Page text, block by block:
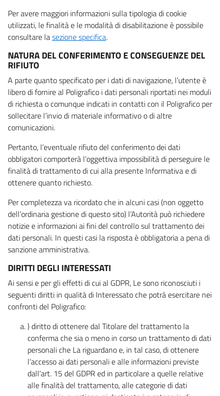
Per avere maggiori informazioni sulla tipologia di cookie
utilizzati, le finalità e le modalità di disabilitazione è possibile
consultare lasezione specifica.
NATURA DEL CONFERIMENTO E CONSEGUENZE DEL
RIFIUTO
A parte quanto specificato per i dati di navigazione, l’utente è
libero di fornire al Poligrafico i dati personali riportati nei moduli
di richiesta o comunque indicati in contatti con il Poligrafico per
sollecitare l’invio di materiale informativo o di altre
comunicazioni.
Pertanto, l’eventuale rifiuto del conferimento dei dati
obbligatori comporterà l’oggettiva impossibilità di perseguire le
finalità di trattamento di cui alla presente Informativa e di
ottenere quanto richiesto.
Per completezza va ricordato che in alcuni casi (non oggetto
dell’ordinaria gestione di questo sito) l’Autorità può richiedere
notizie e informazioni ai fini del controllo sul trattamento dei
dati personali. In questi casi la risposta è obbligatoria a pena di
sanzione amministrativa.
DIRITTI DEGLI INTERESSATI
Ai sensi e per gli effetti di cui al GDPR, Le sono riconosciuti i
seguenti diritti in qualità di Interessato che potrà esercitare nei
confronti del Poligrafico:
) diritto di ottenere dal Titolare del trattamento la
conferma che sia o meno in corso un trattamento di dati
personali che La riguardano e, in tal caso, di ottenere
l’accesso ai dati personali e alle informazioni previste
dall’art. 15 del GDPR ed in particolare a quelle relative
alle finalità del trattamento, alle categorie di dati